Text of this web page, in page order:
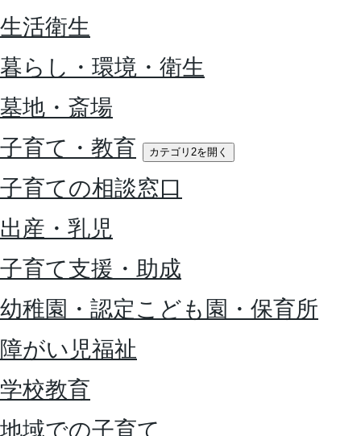
生活衛生
暮らし・環境・衛生
墓地・斎場
子育て・教育
カテゴリ2を開く
子育ての相談窓口
出産・乳児
子育て支援・助成
幼稚園・認定こども園・保育所
障がい児福祉
学校教育
地域での子育て